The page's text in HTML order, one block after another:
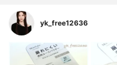
yk_free12636